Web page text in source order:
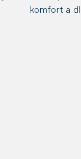
komfort a